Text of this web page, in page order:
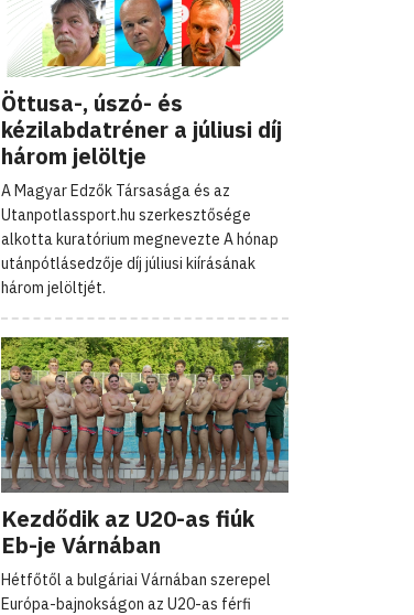
Öttusa-, úszó- és
kézilabdatréner a júliusi díj
három jelöltje
A Magyar Edzők Társasága és az
Utanpotlassport.hu szerkesztősége
alkotta kuratórium megnevezte A hónap
utánpótlásedzője díj júliusi kiírásának
három jelöltjét.
Kezdődik az U20-as fiúk
Eb-je Várnában
Hétfőtől a bulgáriai Várnában szerepel
Európa-bajnokságon az U20-as férfi